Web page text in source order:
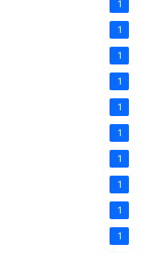
1
1
1
1
1
1
1
1
1
1